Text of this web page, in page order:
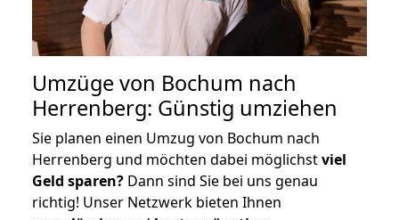
Umzüge von Bochum nach
Herrenberg: Günstig umziehen
Sie planen einen Umzug von Bochum nach
Herrenberg und möchten dabei möglichstviel
Geld sparen? Dann sind Sie bei uns genau
richtig! Unser Netzwerk bieten Ihnen